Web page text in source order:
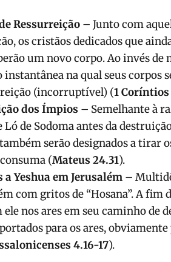
Ressurreição – Junto com
os cristãos dedicados que
um novo corpo. Ao invés de
na qual seus corpos
(incorruptível) (1 Coríntios
dos Ímpios – Semelhante à
de Sodoma antes da
serão designados a tirar
(Mateus 24.31).
Yeshua em Jerusalém –
com gritos de “Hosana”. A fim
nos ares em seu caminho de
para os ares,
4.16-17).